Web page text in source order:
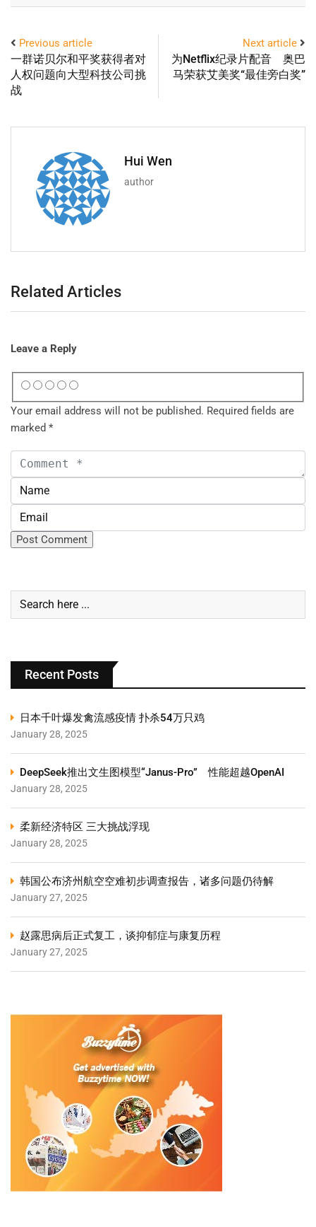
Previous article
一群诺贝尔和平奖获得者对
人权问题向大型科技公司挑
战
Next article
为Netflix纪录片配音 奥巴
马荣获艾美奖“最佳旁白奖”
Hui Wen
author
Related Articles
Leave a Reply
Your email address will not be published. Required fields are
marked *
Recent Posts
日本千叶爆发禽流感疫情 扑杀54万只鸡
January 28, 2025
DeepSeek推出文生图模型“Janus-Pro” 性能超越OpenAI
January 28, 2025
柔新经济特区 三大挑战浮现
January 28, 2025
韩国公布济州航空空难初步调查报告，诸多问题仍待解
January 27, 2025
赵露思病后正式复工，谈抑郁症与康复历程
January 27, 2025